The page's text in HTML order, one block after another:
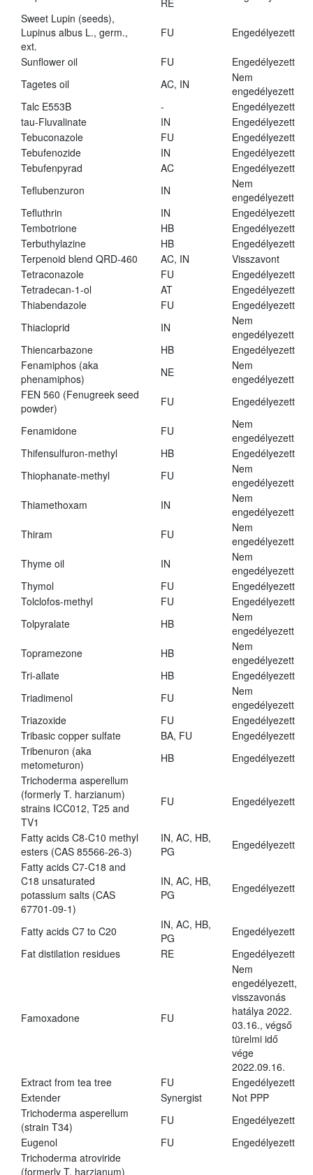
RE
Sweet Lupin (seeds),
Lupinus albus L., germ.,
ext.
FU Engedélyezett
Sunflower oil FU
Engedélyezett
Tagetes oil
AC, IN
Nem
engedélyezett
Talc E553B
-
Engedélyezett
tau-Fluvalinate
IN
Engedélyezett
Tebuconazole
FU
Engedélyezett
Tebufenozide
IN
Engedélyezett
Tebufenpyrad
AC
Engedélyezett
Teflubenzuron
IN
Nem
engedélyezett
Tefluthrin
IN
Engedélyezett
Tembotrione
HB
Engedélyezett
Terbuthylazine
HB
Engedélyezett
Terpenoid blend QRD-460
AC, IN
Visszavont
Tetraconazole
FU
Engedélyezett
Tetradecan-1-ol
AT
Engedélyezett
Thiabendazole
FU
Engedélyezett
Thiacloprid
IN
Nem
engedélyezett
Thiencarbazone
HB
Engedélyezett
Fenamiphos (aka
phenamiphos)
NE
Nem
engedélyezett
FEN 560 (Fenugreek seed
powder)
FU Engedélyezett
Fenamidone FU
Nem
engedélyezett
Thifensulfuron-methyl
HB
Engedélyezett
Thiophanate-methyl
FU
Nem
engedélyezett
Thiamethoxam
IN
Nem
engedélyezett
Thiram
FU
Nem
engedélyezett
Thyme oil
IN
Nem
engedélyezett
Thymol
FU
Engedélyezett
Tolclofos-methyl
FU
Engedélyezett
Tolpyralate
HB
Nem
engedélyezett
Topramezone
HB
Nem
engedélyezett
Tri-allate
HB
Engedélyezett
Triadimenol
FU
Nem
engedélyezett
Triazoxide
FU
Engedélyezett
Tribasic copper sulfate
BA, FU
Engedélyezett
Tribenuron (aka
metometuron)
HB
Engedélyezett
Trichoderma asperellum
(formerly T. harzianum)
strains ICC012, T25 and
TV1
FU Engedélyezett
Fatty acids C8-C10 methyl
esters (CAS 85566-26-3)
IN, AC, HB,
PG
Engedélyezett
Fatty acids C7-C18 and
C18 unsaturated
potassium salts (CAS
67701-09-1)
IN, AC, HB,
PG
Engedélyezett
Fatty acids C7 to C20
IN, AC, HB,
PG
Engedélyezett
Fat distilation residues
RE Engedélyezett
Famoxadone FU
Nem
engedélyezett,
visszavonás
hatálya 2022.
03.16., végső
türelmi idő
vége
2022.09.16.
Extract from tea tree
FU
Engedélyezett
Extender
Synergist
Not PPP
Trichoderma asperellum
(strain T34)
FU
Engedélyezett
Eugenol
FU
Engedélyezett
Trichoderma atroviride
(formerly T. harzianum)